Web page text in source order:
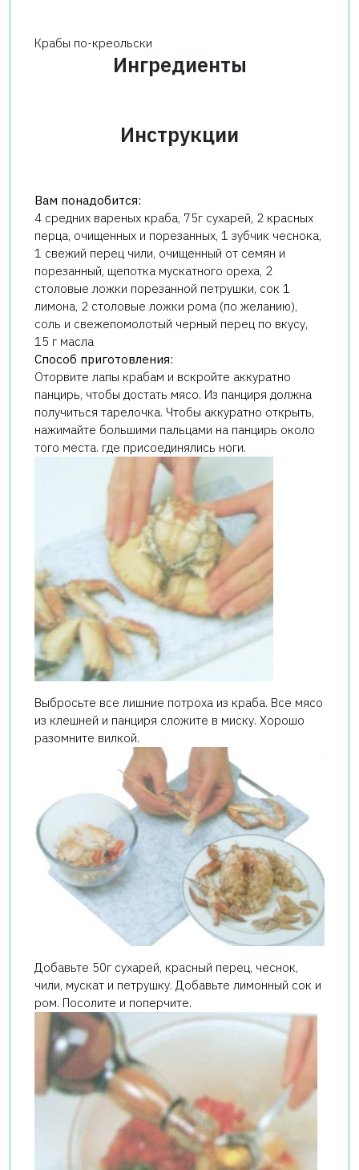
Крабы по-креольски
Ингредиенты
Инструкции
Вам понадобится:
4 средних вареных краба, 75г сухарей, 2 красных
перца, очищенных и порезанных, 1 зубчик чеснока,
1 свежий перец чили, очищенный от семян и
порезанный, щепотка мускатного ореха, 2
столовые ложки порезанной петрушки, сок 1
лимона, 2 столовые ложки рома (по желанию),
соль и свежепомолотый черный перец по вкусу,
15 г масла
Способ приготовления:
Оторвите лапы крабам и вскройте аккуратно
панцирь, чтобы достать мясо. Из панциря должна
получиться тарелочка. Чтобы аккуратно открыть,
нажимайте большими пальцами на панцирь около
того места. где присоединялись ноги.
Выбросьте все лишние потроха из краба. Все мясо
из клешней и панциря сложите в миску. Хорошо
разомните вилкой.
Добавьте 50г сухарей, красный перец, чеснок,
чили, мускат и петрушку. Добавьте лимонный сок и
ром. Посолите и поперчите.